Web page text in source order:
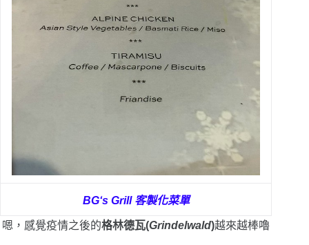
BG‘s Grill 客製化菜單
嗯，感覺疫情之後的格林德瓦(Grindelwald)越來越棒嚕